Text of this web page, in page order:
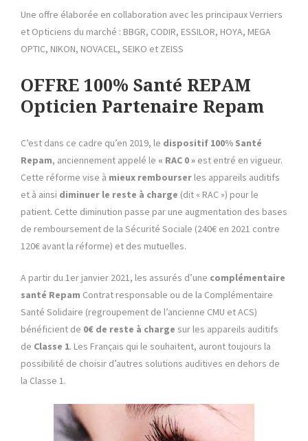
Une offre élaborée en collaboration avec les principaux Verriers
et Opticiens du marché : BBGR, CODIR, ESSILOR, HOYA, MEGA
OPTIC, NIKON, NOVACEL, SEIKO et ZEISS
OFFRE 100% Santé REPAM
Opticien Partenaire Repam
C’est dans ce cadre qu’en 2019, le dispositif 100% Santé
Repam, anciennement appelé le « RAC 0 » est entré en vigueur.
Cette réforme vise à mieux rembourser les appareils auditifs
et à ainsi diminuer le reste à charge (dit « RAC ») pour le
patient. Cette diminution passe par une augmentation des bases
de remboursement de la Sécurité Sociale (240€ en 2021 contre
120€ avant la réforme) et des mutuelles.
A partir du 1er janvier 2021, les assurés d’une complémentaire
santé Repam Contrat responsable ou de la Complémentaire
Santé Solidaire (regroupement de l’ancienne CMU et ACS)
bénéficient de 0€ de reste à charge sur les appareils auditifs
de Classe 1. Les Français qui le souhaitent, auront toujours la
possibilité de choisir d’autres solutions auditives en dehors de
la Classe 1.